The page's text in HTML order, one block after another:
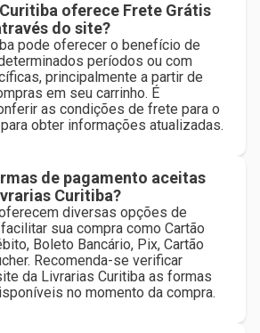
oferece Frete Grátis
do site?
pode oferecer o benefício de
períodos ou com
principalmente a partir de
em seu carrinho. É
as condições de frete para o
obter informações atualizadas.
de pagamento aceitas
Curitiba?
diversas opções de
sua compra como Cartão
Boleto Bancário, Pix, Cartão
Recomenda-se verificar
da Livrarias Curitiba as formas
no momento da compra.